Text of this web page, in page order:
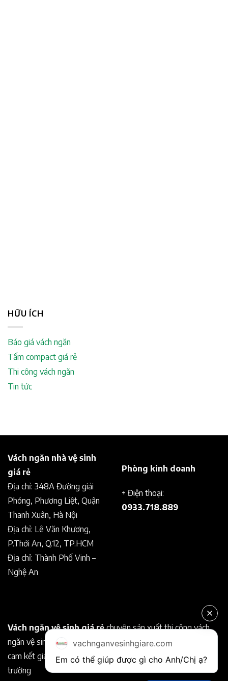
HỮU ÍCH
Báo giá vách ngăn
Tấm compact giá rẻ
Thi công vách ngăn
Tin tức
Vách ngăn nhà vệ sinh
giá rẻ
Địa chỉ: 348A Đường giải
Phóng, Phương Liệt, Quận
Thanh Xuân, Hà Nội
Địa chỉ: Lê Văn Khương,
P.Thới An, Q.12, TP.HCM
Địa chỉ: Thành Phố Vinh –
Nghệ An
Phòng kinh doanh
+ Điện thoại:
0933.718.889
Vách ngăn vệ sinh giá rẻchuyên sản xuất thi công vách
ngăn vệ sinh Compact chất lượng tốt. Chuyên nghiệp, uy tín
cam kết giá rẻ hơn so với các nhà cung cấp khác trên thị
trường
vachnganvesinhgiare.com